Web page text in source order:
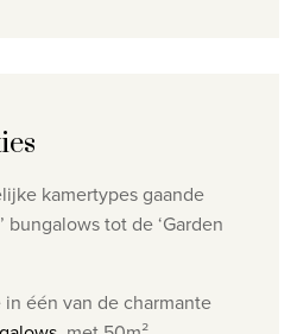
kamertypes gaande
bungalows tot de ‘Garden
één van de charmante